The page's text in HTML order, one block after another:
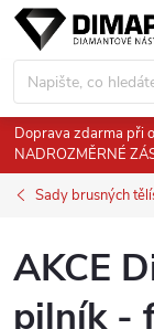
Přejít
obsah
Doprava zdarma při
NADROZMĚRNÉ
Sady brusných
AKCE
pilník -